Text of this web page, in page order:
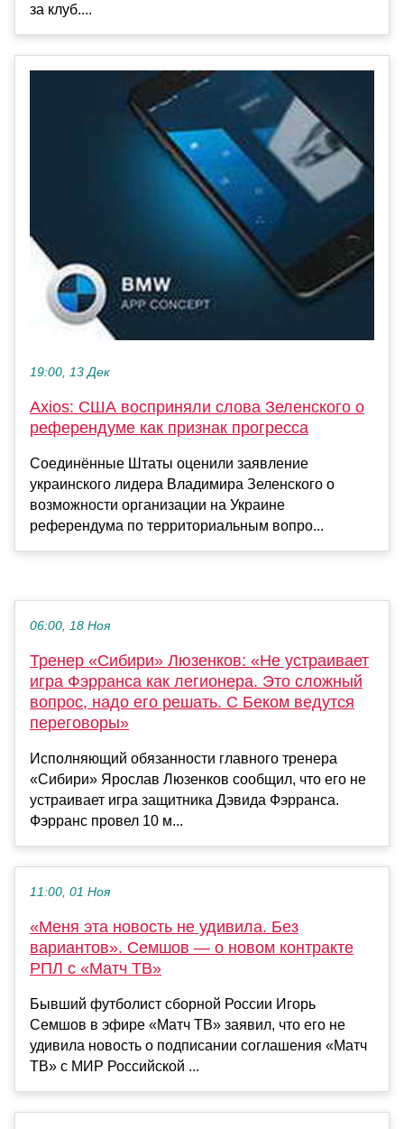
за клуб....
19:00, 13 Дек
Axios: США восприняли слова Зеленского о
референдуме как признак прогресса
Соединённые Штаты оценили заявление
украинского лидера Владимира Зеленского о
возможности организации на Украине
референдума по территориальным вопро...
06:00, 18 Ноя
Тренер «Сибири» Люзенков: «Не устраивает
игра Фэрранса как легионера. Это сложный
вопрос, надо его решать. С Беком ведутся
переговоры»
Исполняющий обязанности главного тренера
«Сибири» Ярослав Люзенков сообщил, что его не
устраивает игра защитника Дэвида Фэрранса.
Фэрранс провел 10 м...
11:00, 01 Ноя
«Меня эта новость не удивила. Без
вариантов». Семшов — о новом контракте
РПЛ с «Матч ТВ»
Бывший футболист сборной России Игорь
Семшов в эфире «Матч ТВ» заявил, что его не
удивила новость о подписании соглашения «Матч
ТВ» с МИР Российской ...